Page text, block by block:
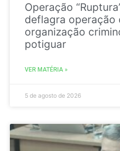
Operação
deflagra operação
organização
potiguar
VER MATÉRIA »
5 de agosto de 2026